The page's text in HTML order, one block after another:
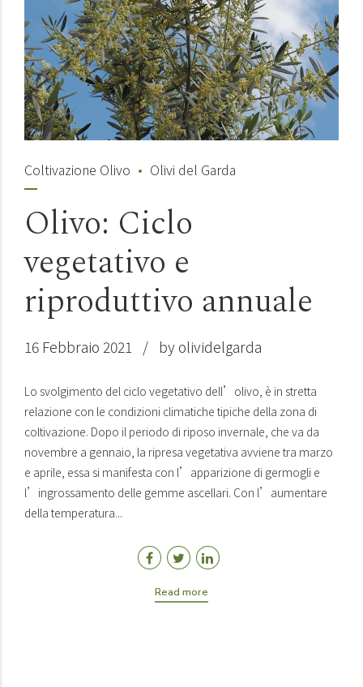
Coltivazione Olivo Olivi del Garda
Olivo: Ciclo
vegetativo e
riproduttivo annuale
16 Febbraio 2021 by olividelgarda
Lo svolgimento del ciclo vegetativo dell’olivo, è in stretta
relazione con le condizioni climatiche tipiche della zona di
coltivazione. Dopo il periodo di riposo invernale, che va da
novembre a gennaio, la ripresa vegetativa avviene tra marzo
e aprile, essa si manifesta con l’apparizione di germogli e
l’ingrossamento delle gemme ascellari. Con l’aumentare
della temperatura...
Read more